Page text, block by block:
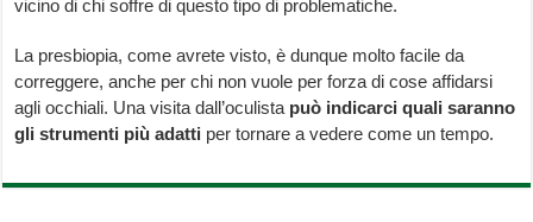
vicino di chi soffre di questo tipo di problematiche.
La presbiopia, come avrete visto, è dunque molto facile da
correggere, anche per chi non vuole per forza di cose affidarsi
agli occhiali. Una visita dall’oculista può indicarci quali saranno
gli strumenti più adatti per tornare a vedere come un tempo.